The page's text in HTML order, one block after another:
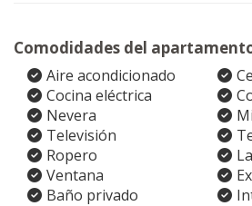
Comodidades del
Aire acondicionado
Cocina eléctrica
Nevera
Televisión
Ropero
Ventana
Baño privado